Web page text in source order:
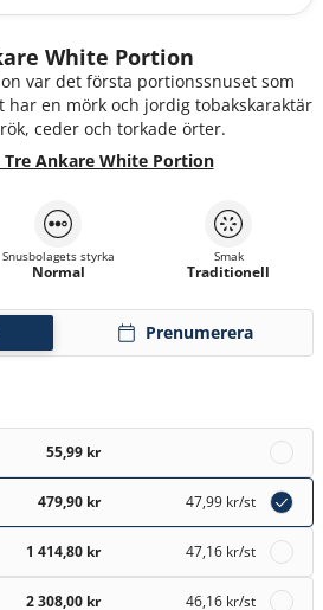
White Portion
var det första portionssnuset som
har en mörk och jordig tobakskaraktär
ceder och torkade örter.
Tre Ankare White Portion
Prenumerera
Snusbolagets styrka
Normal
Smak
Traditionell
55,99 kr
479,90 kr 47,99 kr/st
1 414,80 kr 47,16 kr/st
2 308,00 kr 46,16 kr/st